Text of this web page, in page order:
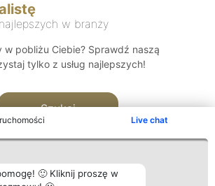
Live chat
🙂 Kliknij proszę w
w branży
w pobliżu Ciebie? Sprawdź naszą
tylko z usług najlepszych!
Szukaj